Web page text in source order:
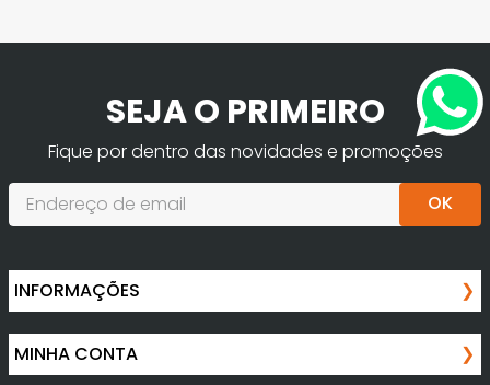
SEJA O PRIMEIRO
Fique por dentro das novidades e promoções
OK